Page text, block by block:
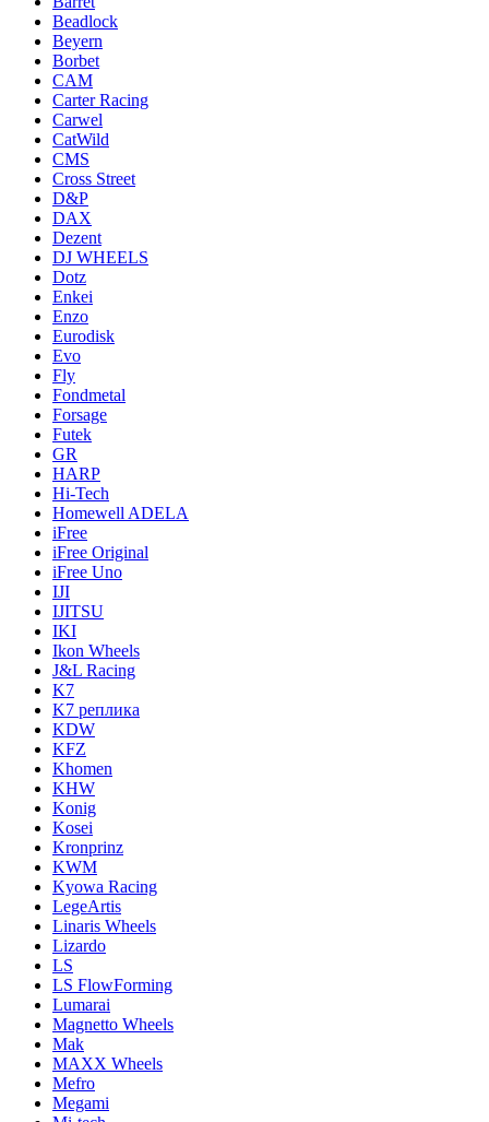
Beadlock
Beyern
Borbet
CAM
Carter Racing
Carwel
CatWild
CMS
Cross Street
D&P
DAX
Dezent
DJ WHEELS
Dotz
Enkei
Enzo
Eurodisk
Evo
Fly
Fondmetal
Forsage
Futek
GR
HARP
Hi-Tech
Homewell ADELA
iFree
iFree Original
iFree Uno
IJI
IJITSU
IKI
Ikon Wheels
J&L Racing
K7
K7 реплика
KDW
KFZ
Khomen
KHW
Konig
Kosei
Kronprinz
KWM
Kyowa Racing
LegeArtis
Linaris Wheels
Lizardo
LS
LS FlowForming
Lumarai
Magnetto Wheels
Mak
MAXX Wheels
Mefro
Megami